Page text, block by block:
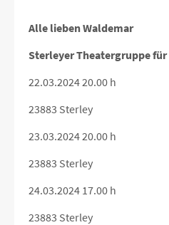
Alle lieben Waldemar
Sterleyer Theatergruppe
22.03.2024 20.00 h
23883 Sterley
23.03.2024 20.00 h
23883 Sterley
24.03.2024 17.00 h
23883 Sterley